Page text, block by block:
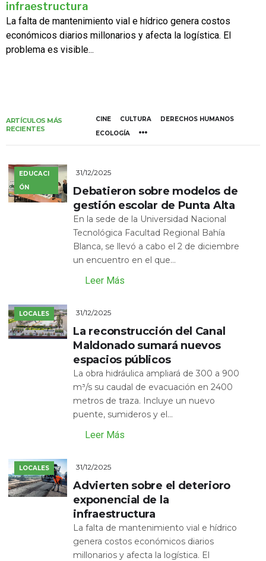
infraestructura
La falta de mantenimiento vial e hídrico genera costos
económicos diarios millonarios y afecta la logística. El
problema es visible...
ARTÍCULOS MÁS
RECIENTES
CINE CULTURA
DERECHOS HUMANOS
ECOLOGÍA
EDUCACI
ÓN
31/12/2025
Debatieron sobre modelos de
gestión escolar de Punta Alta
En la sede de la Universidad Nacional
Tecnológica Facultad Regional Bahía
Blanca, se llevó a cabo el 2 de diciembre
un encuentro en el que...
Leer Más
LOCALES 31/12/2025
La reconstrucción del Canal
Maldonado sumará nuevos
espacios públicos
La obra hidráulica ampliará de 300 a 900
m³/s su caudal de evacuación en 2400
metros de traza. Incluye un nuevo
puente, sumideros y el...
Leer Más
LOCALES 31/12/2025
Advierten sobre el deterioro
exponencial de la
infraestructura
La falta de mantenimiento vial e hídrico
genera costos económicos diarios
millonarios y afecta la logística. El